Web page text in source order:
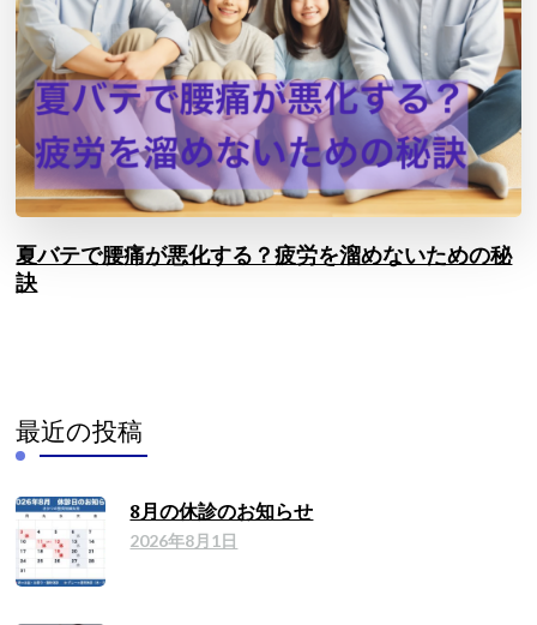
夏バテで腰痛が悪化する？疲労を溜めないための秘
訣
最近の投稿
8月の休診のお知らせ
2026年8月1日